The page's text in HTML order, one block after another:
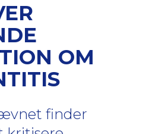
OM
finder